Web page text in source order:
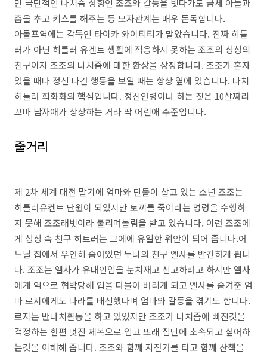
만 극단적인 나치즘 성향인 조조와 갈등을 빗다가도 금세 아들과
춤을 추고 키스를 해주는 등 모자관계는 매우 돈독합니다.
아돌프역에는 감독인 타이카 와이티티가 맡았습니다. 진짜 히틀
러가 아닌 히틀러 유겐트 생활에 적응하지 못하는 조조의 상상의
친구이자 조조의 나치즘에 대한 환상을 상징합니다. 조조가 혼자
있을 때나 정신 나간 행동을 보일 때는 항상 옆에 있습니다. 나치
히틀러 희화화의 핵심입니다. 정신연령이나 하는 짓은 10살짜리
꼬마 남자애가 상상하는 거라 딱 어린애 수준입니다.
줄거리
제 2차 세계 대전 말기에 엄마와 단둘이 살고 있는 소년 조조는
히틀러유켄트 단원이 되었지만 토끼를 죽이라는 명령을 수행하
지 못해 조조래빗이라 불리며놀림을 받고 있습니다. 이런 조조에
게 상상 속 친구 히트러는 그에에 유일한 위안이 되어 줍니다.어
느날 집에서 우연히 숨어있던 누나의 친구 엘사를 발견하게 됩니
다. 조조는 엘사가 유대인임을 눈치재고 신고하려고 하지만 엘사
에게 역으로 협박당해 입을 다물어 버리게 되고 엘사를 숨겨준 엄
마 로지에게도 나라를 배신했다며 엄마와 갈등을 겪기도 합니다.
로지는 반나치활동을 하고 있었지만 조조가 나치즘에 빠진것을
걱정하는 한편 멋진 제복으로 입고 또래 집단에 소속되고 싶어하
는것을 이해해 줍니다. 조조와 함께 자전거를 타고 함께 산책을